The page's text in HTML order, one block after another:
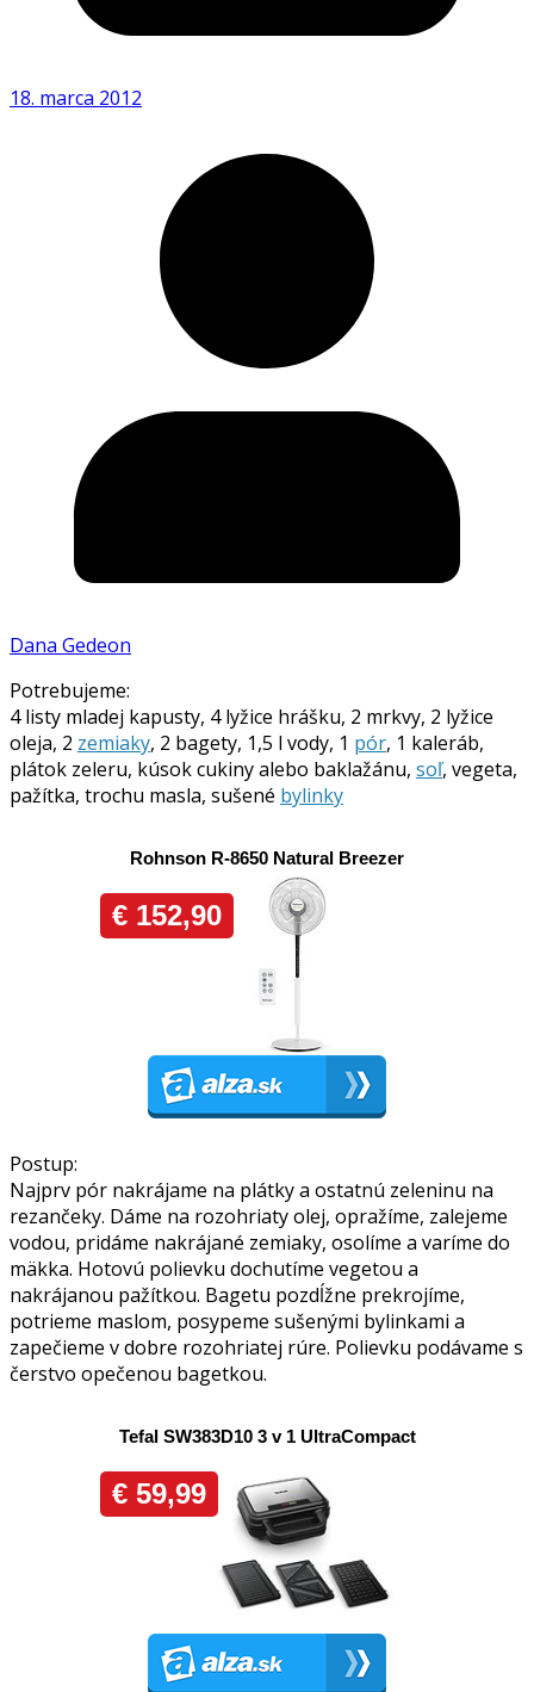
18. marca 2012
Dana Gedeon
Potrebujeme:
4 listy mladej kapusty, 4 lyžice hrášku, 2 mrkvy, 2 lyžice
oleja, 2 zemiaky, 2 bagety, 1,5 l vody, 1 pór, 1 kaleráb,
plátok zeleru, kúsok cukiny alebo baklažánu, soľ, vegeta,
pažítka, trochu masla, sušené bylinky
Postup:
Najprv pór nakrájame na plátky a ostatnú zeleninu na
rezančeky. Dáme na rozohriaty olej, opražíme, zalejeme
vodou, pridáme nakrájané zemiaky, osolíme a varíme do
mäkka. Hotovú polievku dochutíme vegetou a
nakrájanou pažítkou. Bagetu pozdĺžne prekrojíme,
potrieme maslom, posypeme sušenými bylinkami a
zapečieme v dobre rozohriatej rúre. Polievku podávame s
čerstvo opečenou bagetkou.